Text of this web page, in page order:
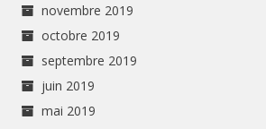
novembre 2019
octobre 2019
septembre 2019
juin 2019
mai 2019